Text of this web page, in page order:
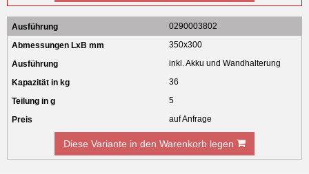
0290003802
350x300
inkl. Akku und Wandhalterung
36
5
auf Anfrage
Diese Variante in den Warenkorb legen